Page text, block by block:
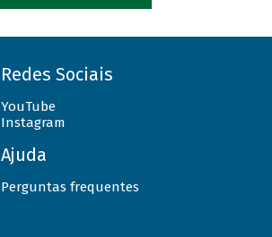
Redes Sociais
YouTube
Instagram
Ajuda
Perguntas frequentes